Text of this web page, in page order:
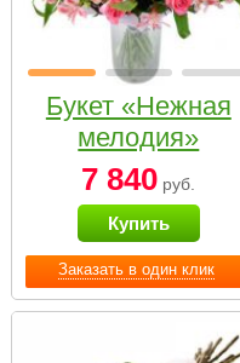
Заказать в один клик
Букет «Нежная
мелодия»
7 840 руб.
Купить